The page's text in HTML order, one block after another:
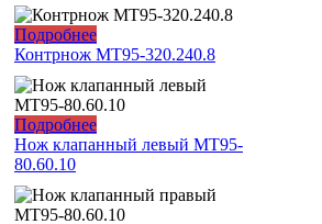
Подробнее
Контрнож МТ95-320.240.8
Подробнее
Нож клапанный левый МТ95-
80.60.10